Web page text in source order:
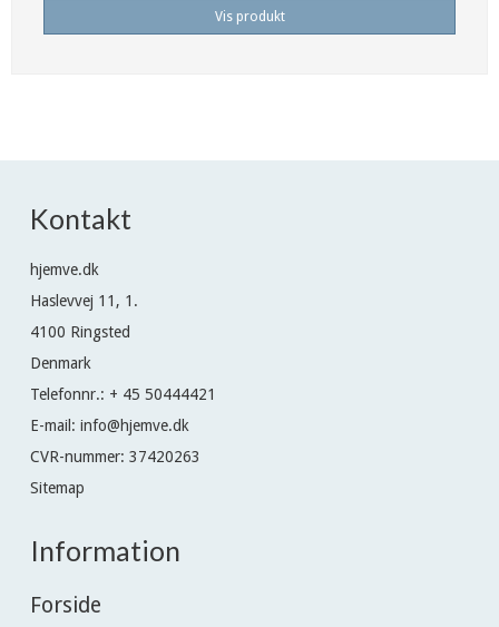
Vis produkt
Kontakt
hjemve.dk
Haslevvej 11, 1.
4100 Ringsted
Denmark
Telefonnr.: + 45 50444421
E-mail : info@hjemve.dk
CVR-nummer: 37420263
Sitemap
Information
Forside